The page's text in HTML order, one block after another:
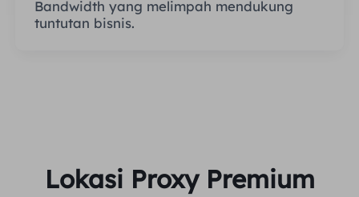
Bandwidth yang melimpah mendukung
tuntutan bisnis.
Lokasi Proxy Premium